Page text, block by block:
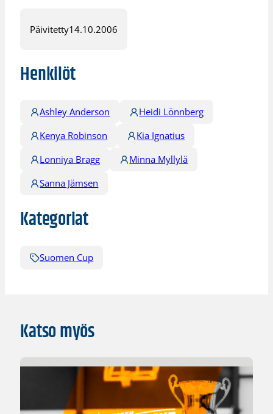
Päivitetty14.10.2006
Henkilöt
Ashley Anderson
Heidi Lönnberg
Kenya Robinson
Kia Ignatius
Lonniya Bragg
Minna Myllylä
Sanna Jämsen
Kategoriat
Suomen Cup
Katso myös